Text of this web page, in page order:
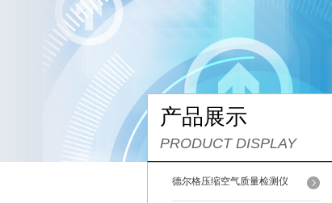
产品展示
PRODUCT DISPLAY
德尔格压缩空气质量检测仪